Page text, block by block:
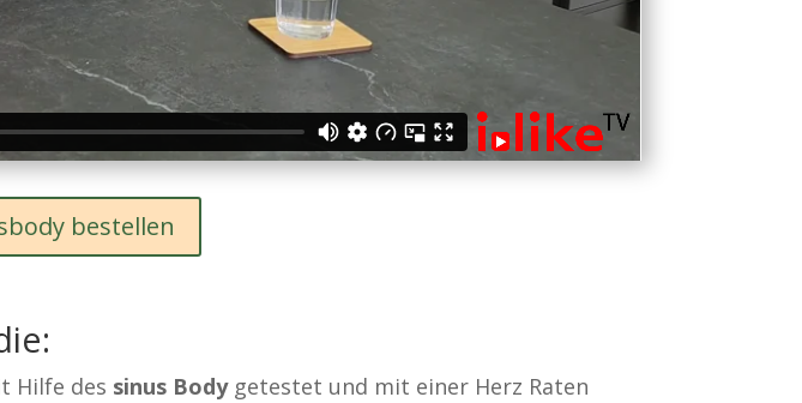
bestellen
Hilfe des sinus Bodygetestet und mit einer Herz Raten